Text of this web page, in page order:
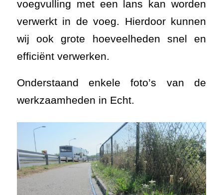
voegvulling met een lans kan worden
verwerkt in de voeg. Hierdoor kunnen
wij ook grote hoeveelheden snel en
efficiënt verwerken.
Onderstaand enkele foto’s van de
werkzaamheden in Echt.